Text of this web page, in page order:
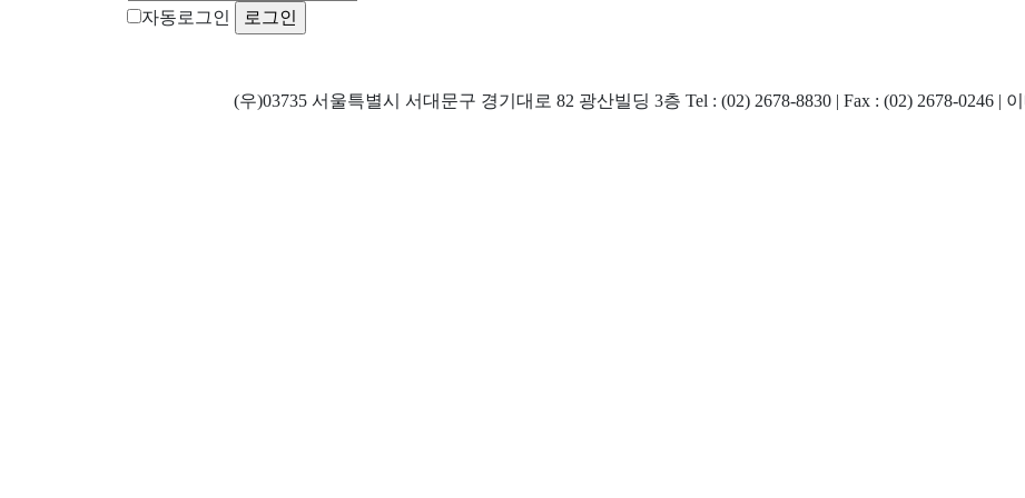
자동로그인
ㅤ ㅤ ㅤㅤ(우)03735 서울특별시 서대문구 경기대로 82 광산빌딩 3층 Tel : (02) 2678-8830 | Fax : (02) 2678-0246 | 이